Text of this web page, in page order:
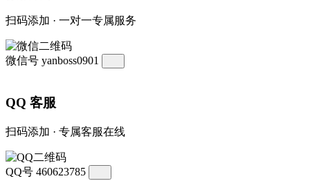
扫码添加 · 一对一专属服务
微信号 yanboss0901
QQ 客服
扫码添加 · 专属客服在线
QQ号 460623785